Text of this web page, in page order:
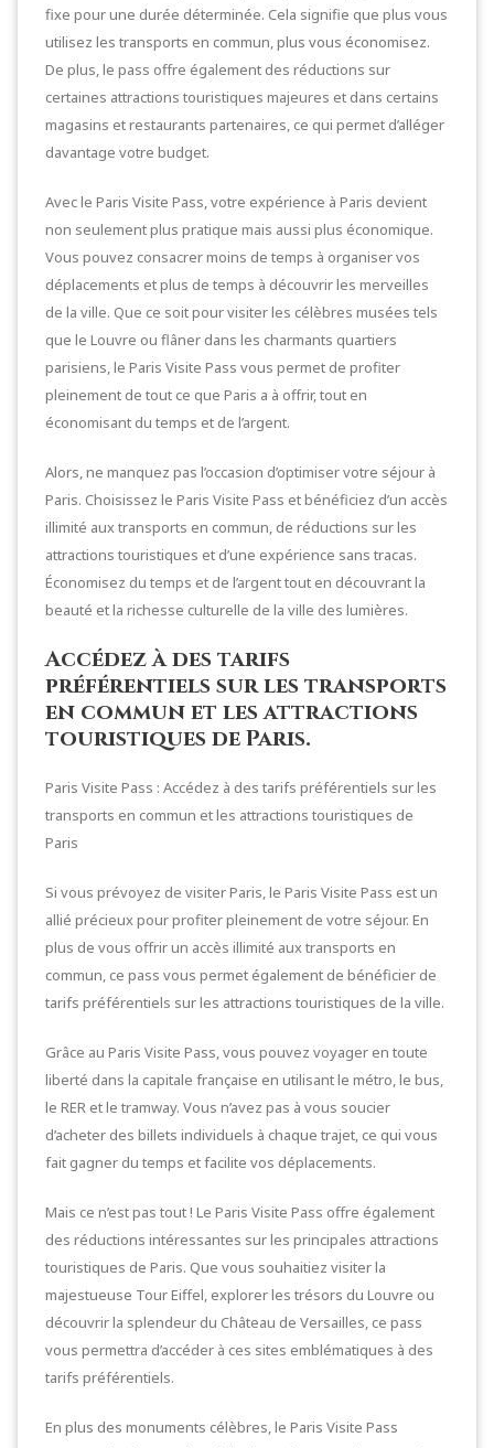
fixe pour une durée déterminée. Cela signifie que plus vous
utilisez les transports en commun, plus vous économisez.
De plus, le pass offre également des réductions sur
certaines attractions touristiques majeures et dans certains
magasins et restaurants partenaires, ce qui permet d’alléger
davantage votre budget.
Avec le Paris Visite Pass, votre expérience à Paris devient
non seulement plus pratique mais aussi plus économique.
Vous pouvez consacrer moins de temps à organiser vos
déplacements et plus de temps à découvrir les merveilles
de la ville. Que ce soit pour visiter les célèbres musées tels
que le Louvre ou flâner dans les charmants quartiers
parisiens, le Paris Visite Pass vous permet de profiter
pleinement de tout ce que Paris a à offrir, tout en
économisant du temps et de l’argent.
Alors, ne manquez pas l’occasion d’optimiser votre séjour à
Paris. Choisissez le Paris Visite Pass et bénéficiez d’un accès
illimité aux transports en commun, de réductions sur les
attractions touristiques et d’une expérience sans tracas.
Économisez du temps et de l’argent tout en découvrant la
beauté et la richesse culturelle de la ville des lumières.
Accédez à des tarifs
préférentiels sur les transports
en commun et les attractions
touristiques de Paris.
Paris Visite Pass : Accédez à des tarifs préférentiels sur les
transports en commun et les attractions touristiques de
Paris
Si vous prévoyez de visiter Paris, le Paris Visite Pass est un
allié précieux pour profiter pleinement de votre séjour. En
plus de vous offrir un accès illimité aux transports en
commun, ce pass vous permet également de bénéficier de
tarifs préférentiels sur les attractions touristiques de la ville.
Grâce au Paris Visite Pass, vous pouvez voyager en toute
liberté dans la capitale française en utilisant le métro, le bus,
le RER et le tramway. Vous n’avez pas à vous soucier
d’acheter des billets individuels à chaque trajet, ce qui vous
fait gagner du temps et facilite vos déplacements.
Mais ce n’est pas tout ! Le Paris Visite Pass offre également
des réductions intéressantes sur les principales attractions
touristiques de Paris. Que vous souhaitiez visiter la
majestueuse Tour Eiffel, explorer les trésors du Louvre ou
découvrir la splendeur du Château de Versailles, ce pass
vous permettra d’accéder à ces sites emblématiques à des
tarifs préférentiels.
En plus des monuments célèbres, le Paris Visite Pass